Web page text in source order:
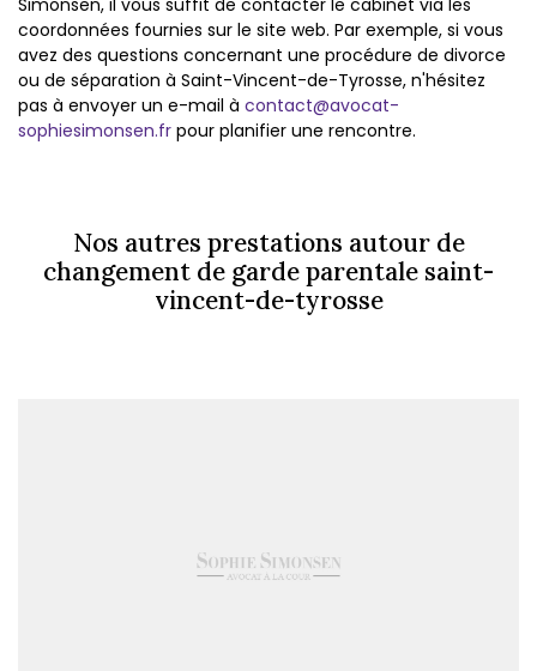
Simonsen, il vous suffit de contacter le cabinet via les
coordonnées fournies sur le site web. Par exemple, si vous
avez des questions concernant une procédure de divorce
ou de séparation à Saint-Vincent-de-Tyrosse, n'hésitez
pas à envoyer un e-mail à contact@avocat-
sophiesimonsen.fr pour planifier une rencontre.
Nos autres prestations autour de
changement de garde parentale saint-
vincent-de-tyrosse